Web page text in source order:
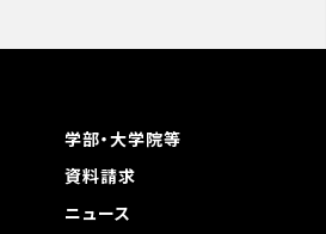
学部・大学院等
資料請求
ニュース